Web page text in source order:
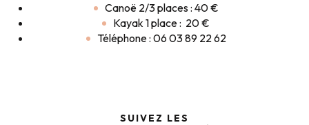
Canoë 2/3 places : 40 €
Kayak 1 place : 20 €
Téléphone : 06 03 89 22 62
SUIVEZ LES